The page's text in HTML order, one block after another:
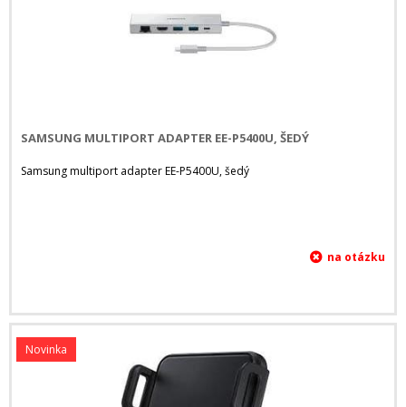
SAMSUNG MULTIPORT ADAPTER EE-P5400U, ŠEDÝ
Samsung multiport adapter EE-P5400U, šedý
Novinka